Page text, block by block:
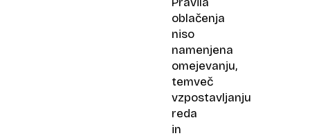
oblačenja
niso
namenjena
omejevanju,
temveč
vzpostavljanju
reda
in